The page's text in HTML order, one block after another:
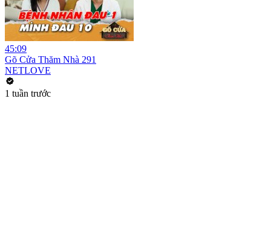
45:09
Gõ Cửa Thăm Nhà 291
NETLOVE
1 tuần trước